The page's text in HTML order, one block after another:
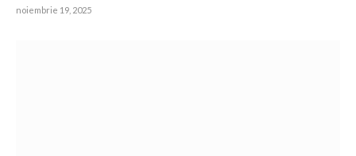
noiembrie 19, 2025